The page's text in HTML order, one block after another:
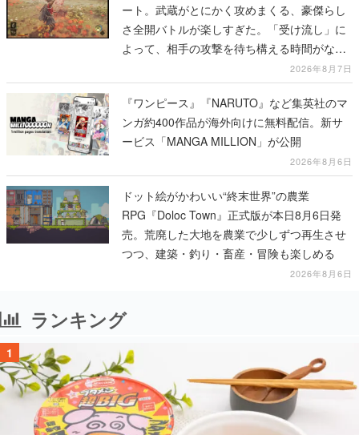
ート。武蔵がとにかく攻めまくる、豪傑らし
さ全開バトルが楽しすぎた。「受け流し」に
よって、相手の攻撃を待ち構える時間がなく
2026年8月7日
『ワンピース』『NARUTO』など集英社のマ
ンガ約400作品が海外向けに無料配信。新サ
ービス「MANGA MILLION」が公開
2026年8月6日
ドット絵がかわいい“終末世界”の農業
RPG『Doloc Town』正式版が本日8月6日発
売。荒廃した大地を農業で少しずつ再生させ
つつ、建築・釣り・畜産・冒険も楽しめる
2026年8月6日
ランキング
1